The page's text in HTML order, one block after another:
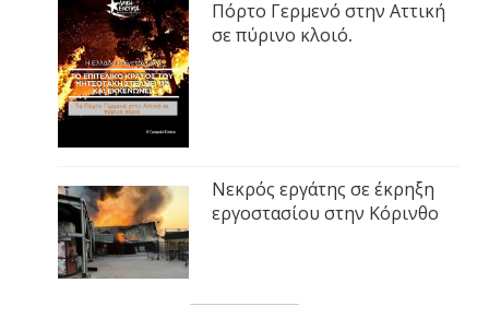
Πόρτο Γερμενό στην Αττική
σε πύρινο κλοιό.
Νεκρός εργάτης σε έκρηξη
εργοστασίου στην Κόρινθο